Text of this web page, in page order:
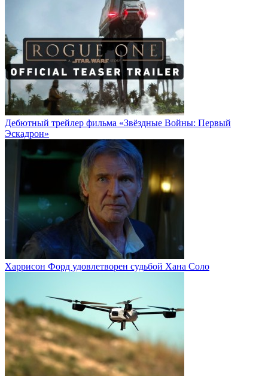
Дебютный трейлер фильма «Звёздные Войны: Первый
Эскадрон»
Харрисон Форд удовлетворен судьбой Хана Соло